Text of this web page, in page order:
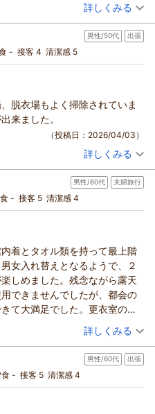
再確認と、お部屋の状態管理
いていたとのこと、そのご
と、大変心苦しく、申し訳な
りサービスの向上に努めてま
が、また挽回の機会をいただ
べての面でご満足いただける
ます。
げております。
ロント 上山
とのお褒めのお言葉をいただ
。
いただけたことは、私共にと
きをお過ごしいただけたので
せん。
げております。
ロント 岸野
（返信日：2026/04/11）
ーク】是非ご試泊を！大浴場＆サウ
人あたり/税込)
、誠にありがとうございま
ただきましたこと、重ねて御
ホテル周辺の環境にご満足い
す。
ている様子を伺い、私共も大
ロント 上山
（返信日：2026/04/10）
詳しくみる
男性/50代 出張
- 接客 4 清潔感 5
脱衣場もよく掃除されていま
来ました。
（投稿日：2026/04/03）
みんなうれしいハッピープライスプ
食事なし
人あたり/税込)
ます。
場・脱衣場の清掃にご満足い
タッフ一同大変うれしく思い
届けできるよう、品質向上に
ります。
ロント 藤本
（返信日：2026/04/04）
詳しくみる
男性/60代 夫婦旅行
- 接客 5 清潔感 4
着とタオル類を持って最上階
女入れ替えとなるようで、２
しめました。残念ながら露天
できませんでしたが、都会の
て大満足でした。更衣室の棚
なもの以外は持参しないよう
で、荷物を降ろすため一時的
に停車させていただきまし
たが、すぐにスタッフの方に
（投稿日：2026/03/26）
)
みんなうれしいハッピープライスプ
あたり/税込)
詳しくみる
男性/60代 出張
食 - 接客 5 清潔感 4